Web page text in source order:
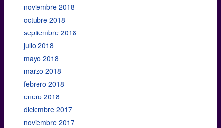
noviembre 2018
octubre 2018
septiembre 2018
julio 2018
mayo 2018
marzo 2018
febrero 2018
enero 2018
diciembre 2017
noviembre 2017